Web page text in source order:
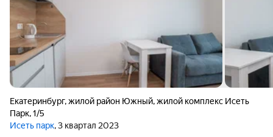
Екатеринбург,жилой район Южный,жилой комплекс Исеть
Парк,1/5
Исеть парк, 3 квартал 2023